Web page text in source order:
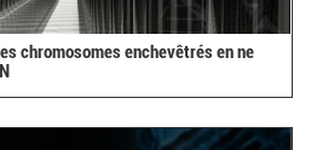
chromosomes enchevêtrés en ne